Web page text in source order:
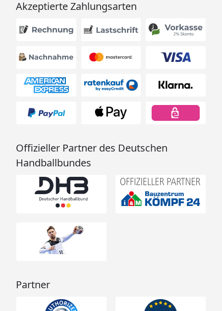
Akzeptierte Zahlungsarten
Offizieller Partner des Deutschen
Handballbundes
Partner